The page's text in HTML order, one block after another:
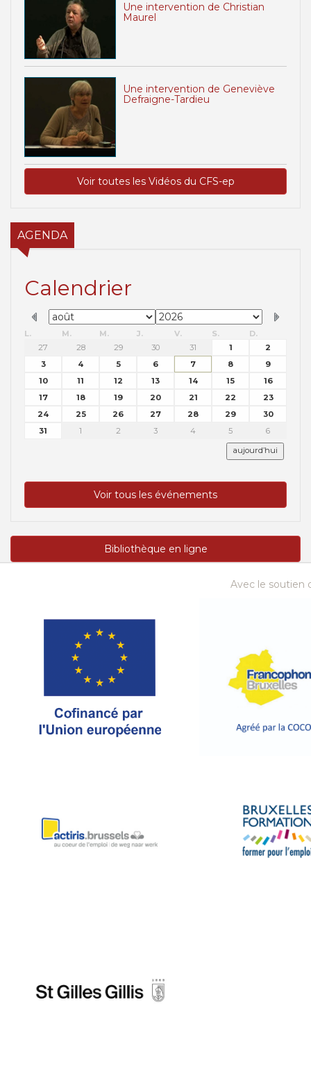
Une intervention de Christian
Maurel
Une intervention de Geneviève
Defraigne-Tardieu
Voir toutes les Vidéos du CFS-ep
AGENDA
Calendrier
L. M. M. J. V. S.
D.
27
28 29 30 31 1
2
3
4 5 6 7 8
9
10
11 12 13 14 15
16
17
18 19 20 21 22
23
24
25 26 27 28 29
30
31
1 2 3 4 5 6
aujourd’hui
Voir tous les événements
Bibliothèque en ligne
Avec le soutien